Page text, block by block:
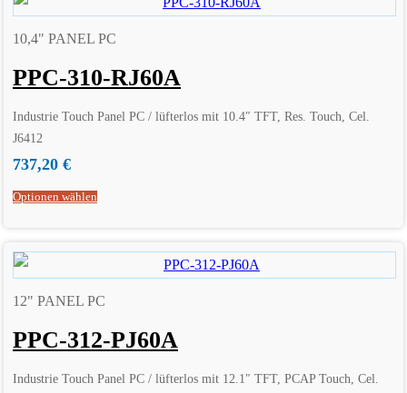
10,4" PANEL PC
PPC-310-RJ60A
Industrie Touch Panel PC / lüfterlos mit 10.4″ TFT, Res. Touch, Cel.
J6412
737,20 €
Optionen wählen
12" PANEL PC
PPC-312-PJ60A
Industrie Touch Panel PC / lüfterlos mit 12.1″ TFT, PCAP Touch, Cel.